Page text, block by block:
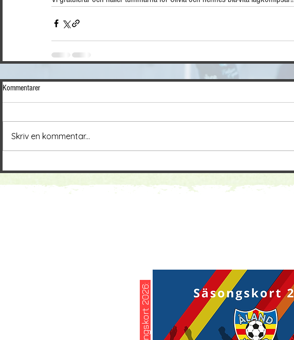
Kommentarer
Skriv en kommentar...